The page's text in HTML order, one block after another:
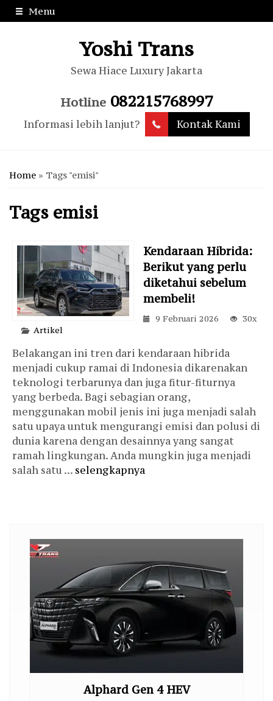
Menu
Yoshi Trans
Sewa Hiace Luxury Jakarta
Hotline 082215768997
Informasi lebih lanjut? Kontak Kami
Home » Tags "emisi"
Tags emisi
Kendaraan Hibrida:
Berikut yang perlu
diketahui sebelum
membeli!
9 Februari 2026
30x
Artikel
Belakangan ini tren dari kendaraan hibrida
menjadi cukup ramai di Indonesia dikarenakan
teknologi terbarunya dan juga fitur-fiturnya
yang berbeda. Bagi sebagian orang,
menggunakan mobil jenis ini juga menjadi salah
satu upaya untuk mengurangi emisi dan polusi di
dunia karena dengan desainnya yang sangat
ramah lingkungan. Anda mungkin juga menjadi
salah satu ... selengkapnya
Alphard Gen 4 HEV